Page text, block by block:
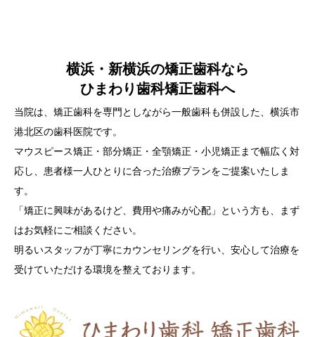
横浜・新横浜の矯正歯科なら
ひまわり歯科矯正歯科へ
当院は、矯正歯科を専門としながら一般歯科も併設した、横浜市
港北区の歯科医院です。
マウスピース矯正・部分矯正・全顎矯正・小児矯正まで幅広く対
応し、患者様一人ひとりに合った治療プランをご提案いたしま
す。
「矯正に興味があるけど、費用や痛みが心配」という方も、まず
はお気軽にご相談ください。
明るいスタッフが丁寧にカウンセリングを行い、安心して治療を
受けていただける環境を整えております。